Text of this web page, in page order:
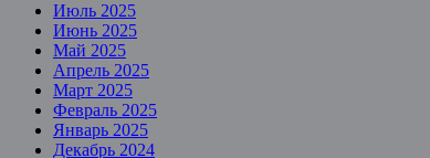
Июль 2025
Июнь 2025
Май 2025
Апрель 2025
Март 2025
Февраль 2025
Январь 2025
Декабрь 2024